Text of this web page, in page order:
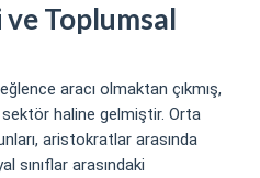
Toplumsal
aracı olmaktan çıkmış,
haline gelmiştir. Orta
aristokratlar arasında
sınıflar arasındaki